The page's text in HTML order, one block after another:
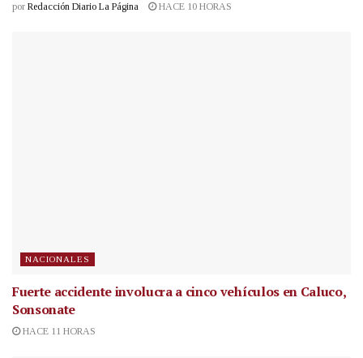
por Redacción Diario La Página HACE 10 HORAS
NACIONALES
Fuerte accidente involucra a cinco vehículos en Caluco,
Sonsonate
HACE 11 HORAS